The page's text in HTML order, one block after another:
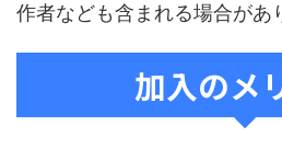
作者なども含まれる場合があ
加入のメ